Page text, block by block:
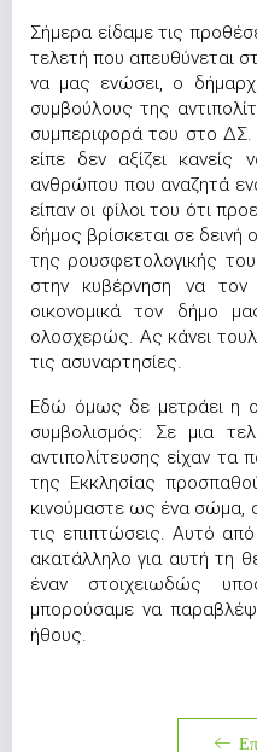
Σήμερα είδαμε τις
τελετή που απευθύνεται
να μας ενώσει, ο
συμβούλους της
συμπεριφορά του στο
είπε δεν αξίζει κανείς
ανθρώπου που αναζητά
είπαν οι φίλοι του ότι
δήμος βρίσκεται σε δεινή
της ρουσφετολογικής του
στην κυβέρνηση να τον
οικονομικά τον δήμο
ολοσχερώς. Ας κάνει
τις ασυναρτησίες.
Εδώ όμως δε μετράει η
συμβολισμός: Σε μια
αντιπολίτευσης είχαν τα
της Εκκλησίας
κινούμαστε ως ένα σώμα,
τις επιπτώσεις. Αυτό
ακατάλληλο για αυτή τη
έναν στοιχειωδώς
μπορούσαμε να
ήθους.